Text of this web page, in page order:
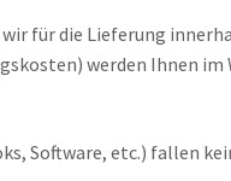
für die Lieferung
werden Ihnen
Software, etc.) fallen